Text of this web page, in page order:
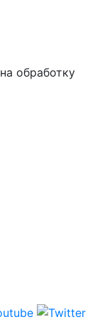
на обработку